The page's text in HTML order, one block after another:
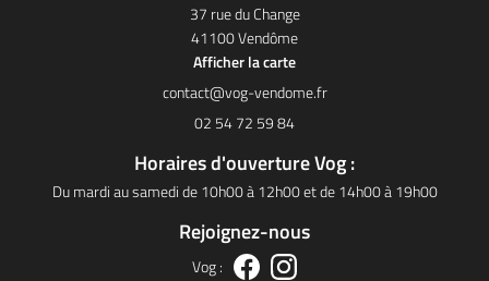
37 rue du Change
41100 Vendôme
Afficher la carte
02 54 72 59 84
et de 14h00 à 19h00
Horaires d'ouverture
Du mardi au samedi de 10h00 à
Rejoignez-nous
Vog :